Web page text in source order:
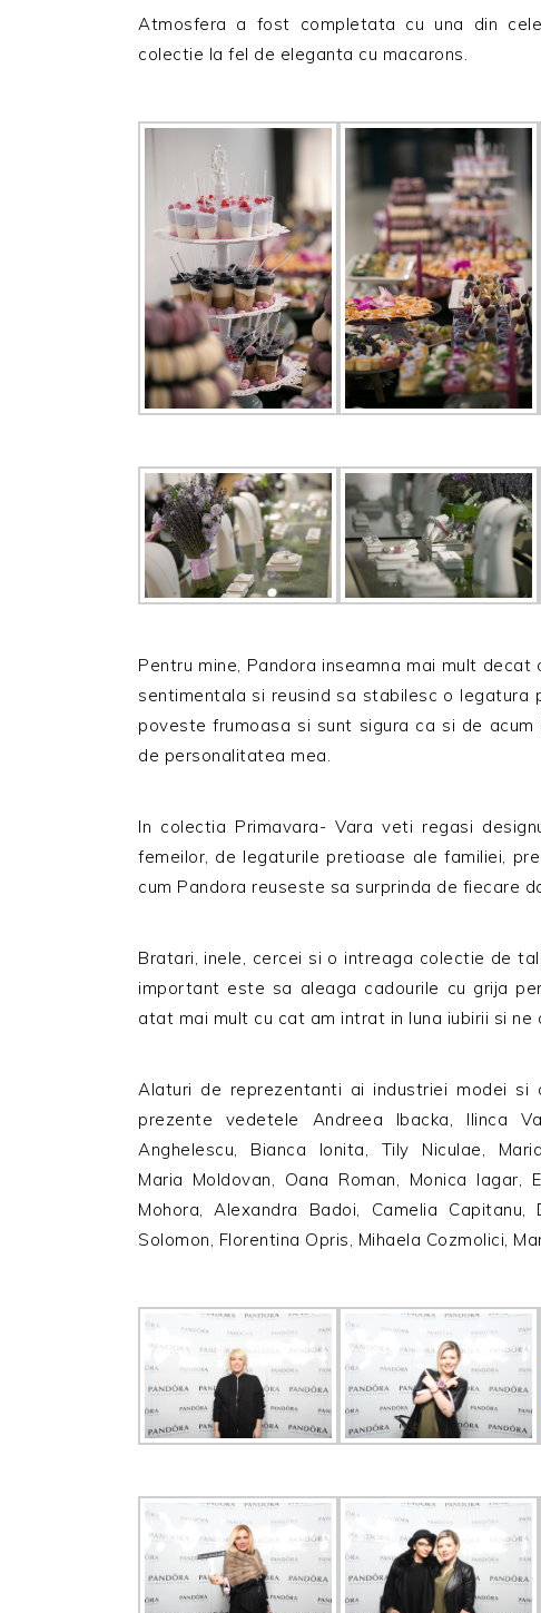
Atmosfera a fost completata cu una din
colectie la fel de eleganta cu macarons.
Pentru mine, Pandora inseamna mai mult
sentimentala si reusind sa stabilesc o legatura
poveste frumoasa si sunt sigura ca si de
de personalitatea mea.
In colectia Primavara- Vara veti regasi
femeilor, de legaturile pretioase ale familiei,
cum Pandora reuseste sa surprinda de fiecare
Bratari, inele, cercei si o intreaga colectie de
important este sa aleaga cadourile cu grija
atat mai mult cu cat am intrat in luna iubirii si
Alaturi de reprezentanti ai industriei modei
prezente vedetele Andreea Ibacka, Ilinca
Anghelescu, Bianca Ionita, Tily Niculae,
Maria Moldovan, Oana Roman, Monica Iagar,
Mohora, Alexandra Badoi, Camelia
Solomon, Florentina Opris, Mihaela Cozmolici,